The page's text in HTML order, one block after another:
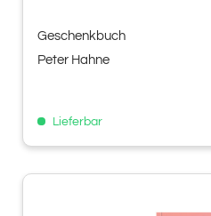
Geschenkbuch
Peter Hahne
Lieferbar